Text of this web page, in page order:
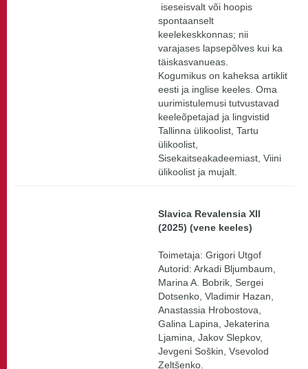
iseseisvalt või hoopis
spontaanselt
keelekeskkonnas; nii
varajases lapsepõlves kui ka
täiskasvanueas.
Kogumikus on kaheksa artiklit
eesti ja inglise keeles. Oma
uurimistulemusi tutvustavad
keeleõpetajad ja lingvistid
Tallinna ülikoolist, Tartu
ülikoolist,
Sisekaitseakadeemiast, Viini
ülikoolist ja mujalt.
Slavica Revalensia XII
(2025) (vene keeles)
Toimetaja: Grigori Utgof
Autorid: Arkadi Bljumbaum,
Marina A. Bobrik, Sergei
Dotsenko, Vladimir Hazan,
Anastassia Hrobostova,
Galina Lapina, Jekaterina
Ljamina, Jakov Slepkov,
Jevgeni Soškin, Vsevolod
Zeltšenko.